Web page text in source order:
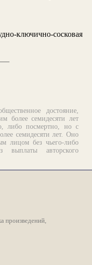
ключично-сосковая
достояние,
более семидесяти лет
либо посмертно, но с
семидесяти лет. Оно
лицом без чьего-либо
авторского
произведений,